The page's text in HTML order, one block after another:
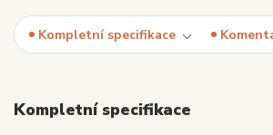
Kompletní specifikace
Kompletní specifikace